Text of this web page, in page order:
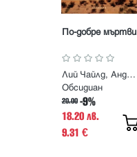
По-добре мъртви
Лий Чайлд, Андрю Чайлд
Обсидиан
20.00 -9%
18.20 лв.
9.31 €